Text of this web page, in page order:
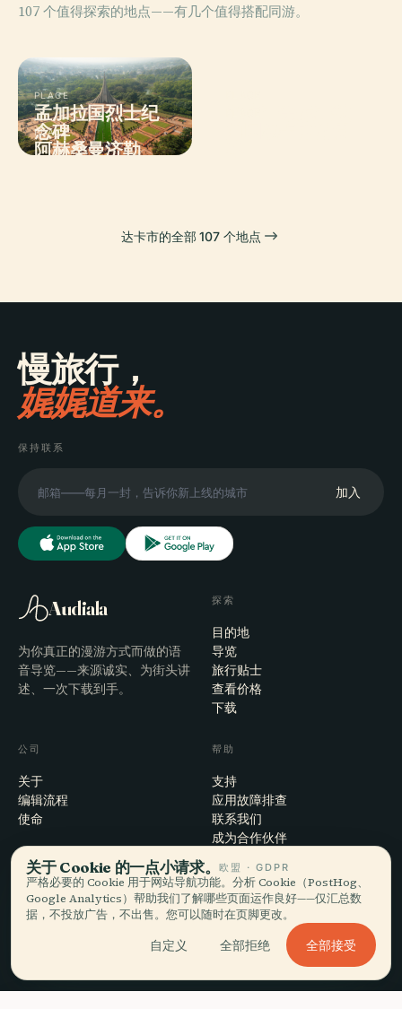
107 个值得探索的地点——有几个值得搭配同游。
PLACE
孟加拉国烈士纪
念碑
PLACE
阿赫桑曼济勒
达卡市的全部 107 个地点
慢旅行，
娓娓道来。
保持联系
加入
Audiala
为你真正的漫游方式而做的语
音导览——来源诚实、为街头讲
述、一次下载到手。
探索
目的地
导览
旅行贴士
查看价格
下载
公司
关于
编辑流程
使命
帮助
支持
应用故障排查
联系我们
成为合作伙伴
法律
隐私
关于 Cookie 的一点小请求。欧盟 · GDPR
严格必要的 Cookie 用于网站导航功能。分析 Cookie（PostHog、
Google Analytics）帮助我们了解哪些页面运作良好——仅汇总数
据，不投放广告，不出售。您可以随时在页脚更改。
自定义 全部拒绝 全部接受